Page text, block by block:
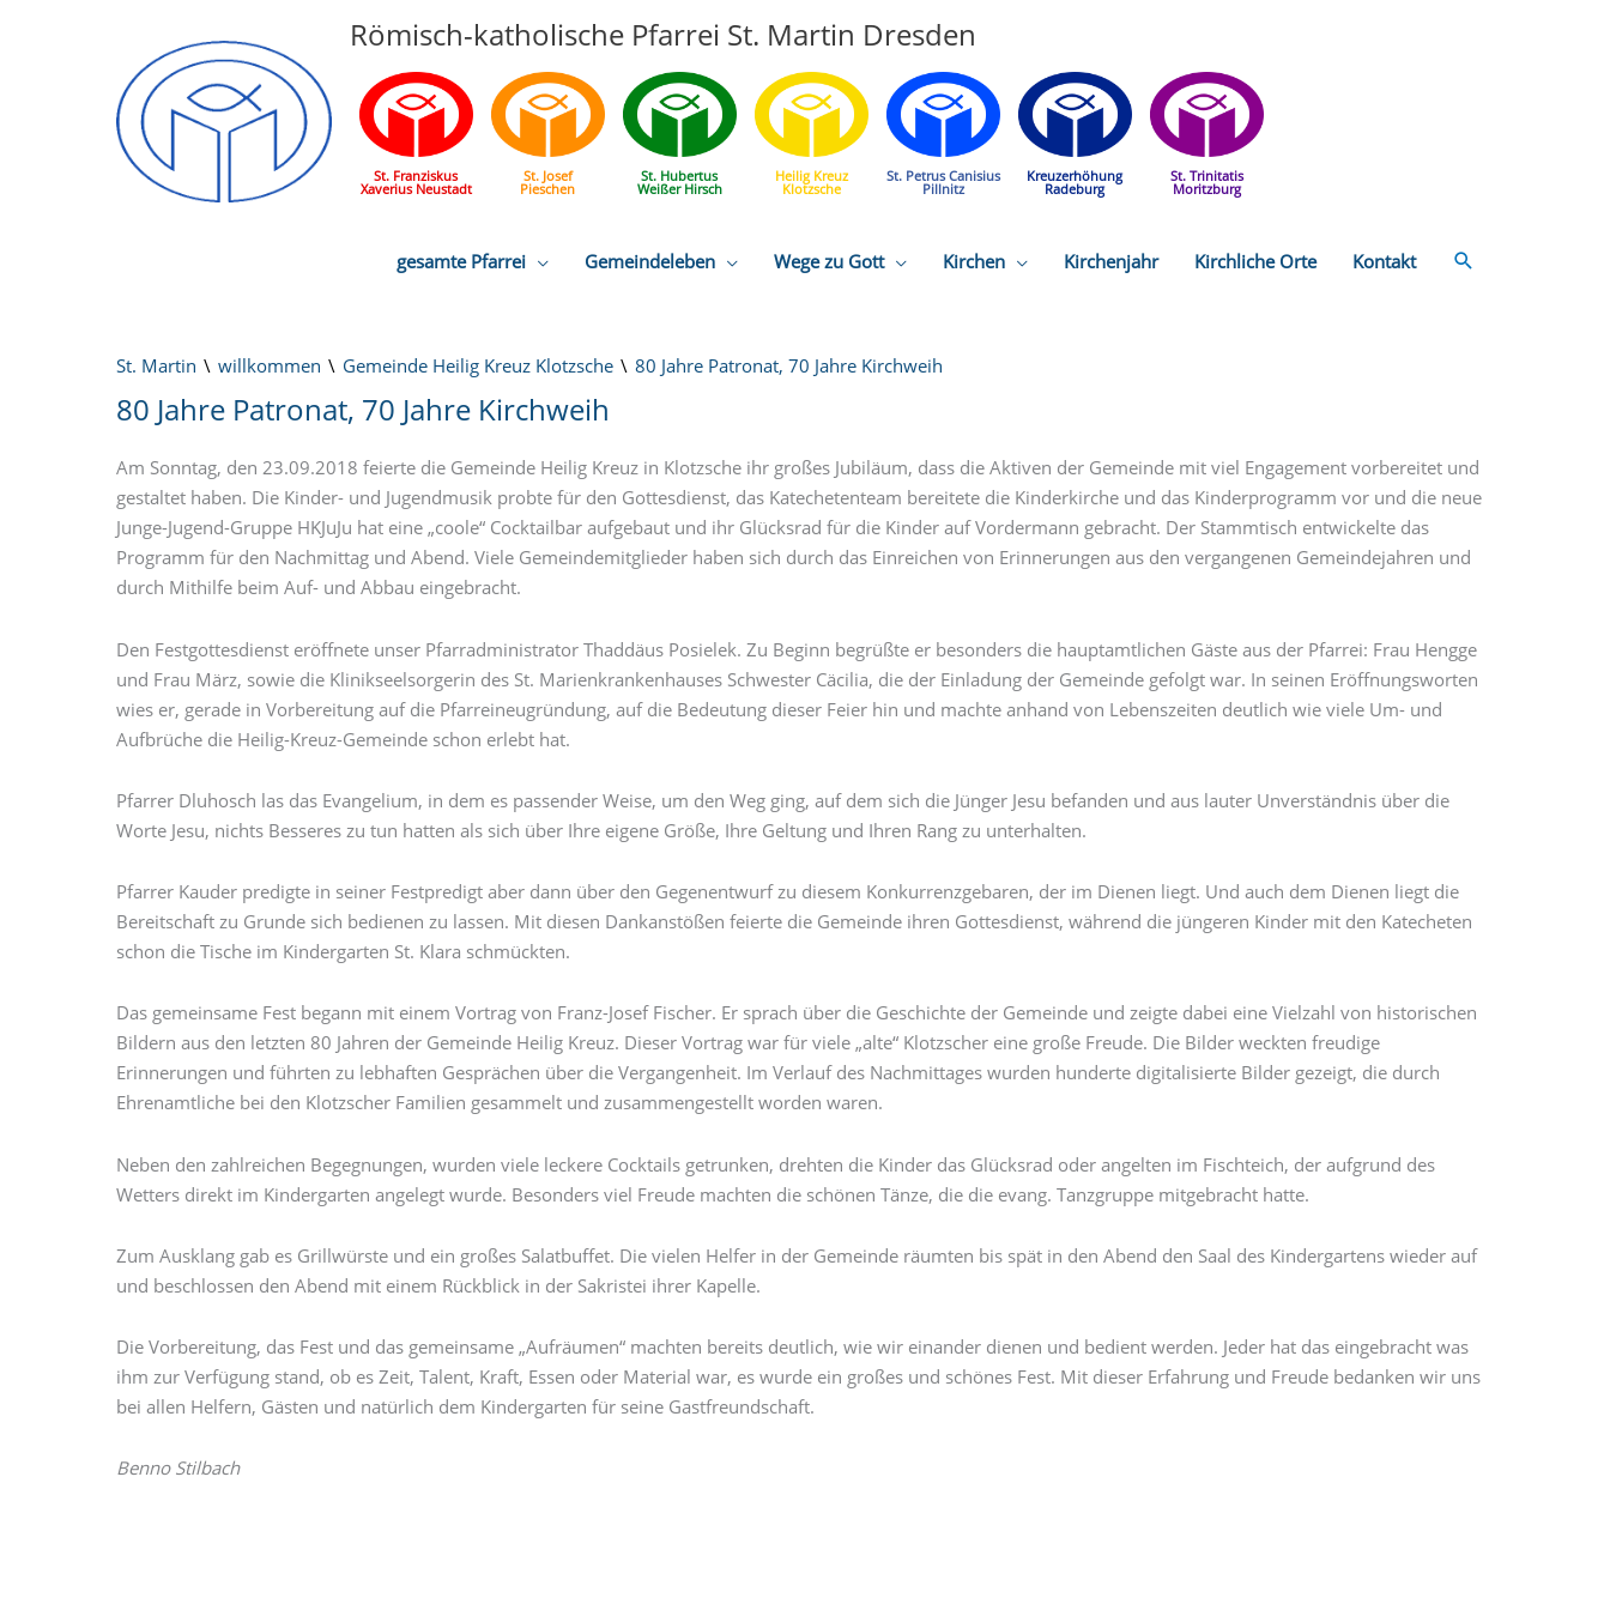
Römisch-katholische Pfarrei St. Martin Dresden
St. Franziskus
Xaverius Neustadt
St. Josef
Pieschen
St. Hubertus
Weißer Hirsch
Heilig Kreuz
Klotzsche
St. Petrus Canisius
Pillnitz
Kreuzerhöhung
Radeburg
St. Trinitatis
Moritzburg
gesamte Pfarrei Gemeindeleben Wege zu Gott Kirchen Kirchenjahr Kirchliche Orte Kontakt Suchen
St. Martin willkommen Gemeinde Heilig Kreuz Klotzsche 80 Jahre Patronat, 70 Jahre Kirchweih
80 Jahre Patronat, 70 Jahre Kirchweih
Am Sonntag, den 23.09.2018 feierte die Gemeinde Heilig Kreuz in Klotzsche ihr großes Jubiläum, dass die Aktiven der Gemeinde mit viel Engagement vorbereitet und
gestaltet haben. Die Kinder- und Jugendmusik probte für den Gottesdienst, das Katechetenteam bereitete die Kinderkirche und das Kinderprogramm vor und die neue
Junge-Jugend-Gruppe HKJuJu hat eine „coole“ Cocktailbar aufgebaut und ihr Glücksrad für die Kinder auf Vordermann gebracht. Der Stammtisch entwickelte das
Programm für den Nachmittag und Abend. Viele Gemeindemitglieder haben sich durch das Einreichen von Erinnerungen aus den vergangenen Gemeindejahren und
durch Mithilfe beim Auf- und Abbau eingebracht.
Den Festgottesdienst eröffnete unser Pfarradministrator Thaddäus Posielek. Zu Beginn begrüßte er besonders die hauptamtlichen Gäste aus der Pfarrei: Frau Hengge
und Frau März, sowie die Klinikseelsorgerin des St. Marienkrankenhauses Schwester Cäcilia, die der Einladung der Gemeinde gefolgt war. In seinen Eröffnungsworten
wies er, gerade in Vorbereitung auf die Pfarreineugründung, auf die Bedeutung dieser Feier hin und machte anhand von Lebenszeiten deutlich wie viele Um- und
Aufbrüche die Heilig-Kreuz-Gemeinde schon erlebt hat.
Pfarrer Dluhosch las das Evangelium, in dem es passender Weise, um den Weg ging, auf dem sich die Jünger Jesu befanden und aus lauter Unverständnis über die
Worte Jesu, nichts Besseres zu tun hatten als sich über Ihre eigene Größe, Ihre Geltung und Ihren Rang zu unterhalten.
Pfarrer Kauder predigte in seiner Festpredigt aber dann über den Gegenentwurf zu diesem Konkurrenzgebaren, der im Dienen liegt. Und auch dem Dienen liegt die
Bereitschaft zu Grunde sich bedienen zu lassen. Mit diesen Dankanstößen feierte die Gemeinde ihren Gottesdienst, während die jüngeren Kinder mit den Katecheten
schon die Tische im Kindergarten St. Klara schmückten.
Das gemeinsame Fest begann mit einem Vortrag von Franz-Josef Fischer. Er sprach über die Geschichte der Gemeinde und zeigte dabei eine Vielzahl von historischen
Bildern aus den letzten 80 Jahren der Gemeinde Heilig Kreuz. Dieser Vortrag war für viele „alte“ Klotzscher eine große Freude. Die Bilder weckten freudige
Erinnerungen und führten zu lebhaften Gesprächen über die Vergangenheit. Im Verlauf des Nachmittages wurden hunderte digitalisierte Bilder gezeigt, die durch
Ehrenamtliche bei den Klotzscher Familien gesammelt und zusammengestellt worden waren.
Neben den zahlreichen Begegnungen, wurden viele leckere Cocktails getrunken, drehten die Kinder das Glücksrad oder angelten im Fischteich, der aufgrund des
Wetters direkt im Kindergarten angelegt wurde. Besonders viel Freude machten die schönen Tänze, die die evang. Tanzgruppe mitgebracht hatte.
Zum Ausklang gab es Grillwürste und ein großes Salatbuffet. Die vielen Helfer in der Gemeinde räumten bis spät in den Abend den Saal des Kindergartens wieder auf
und beschlossen den Abend mit einem Rückblick in der Sakristei ihrer Kapelle.
Die Vorbereitung, das Fest und das gemeinsame „Aufräumen“ machten bereits deutlich, wie wir einander dienen und bedient werden. Jeder hat das eingebracht was
ihm zur Verfügung stand, ob es Zeit, Talent, Kraft, Essen oder Material war, es wurde ein großes und schönes Fest. Mit dieser Erfahrung und Freude bedanken wir uns
bei allen Helfern, Gästen und natürlich dem Kindergarten für seine Gastfreundschaft.
Benno Stilbach